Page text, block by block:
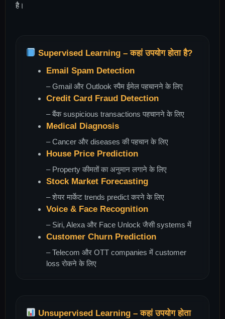
है।
Supervised Learning – कहां उपयोग होता है?
Email Spam Detection
– Gmail और Outlook स्पैम ईमेल पहचानने के लिए
Credit Card Fraud Detection
– बैंक suspicious transactions पहचानने के लिए
Medical Diagnosis
– Cancer और diseases की पहचान के लिए
House Price Prediction
– Property कीमतों का अनुमान लगाने के लिए
Stock Market Forecasting
– शेयर मार्केट trends predict करने के लिए
Voice & Face Recognition
– Siri, Alexa और Face Unlock जैसी systems में
Customer Churn Prediction
– Telecom और OTT companies में customer
loss रोकने के लिए
Unsupervised Learning – कहां उपयोग होता